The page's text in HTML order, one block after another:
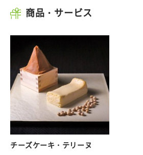
商品・サービス
チーズケーキ・テリーヌ